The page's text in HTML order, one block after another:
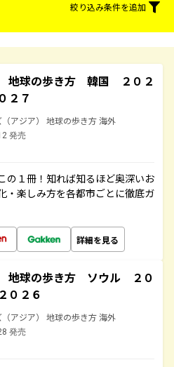
絞り込み条件を追加
地球の歩き方 韓国 ２０２
２７
（アジア） 地球の歩き方 海外
発売
の１冊！知れば知るほど奥深いお
・楽しみ方を各都市ごとに徹底ガ
詳細を見る
地球の歩き方 ソウル ２０
０２６
（アジア） 地球の歩き方 海外
発売